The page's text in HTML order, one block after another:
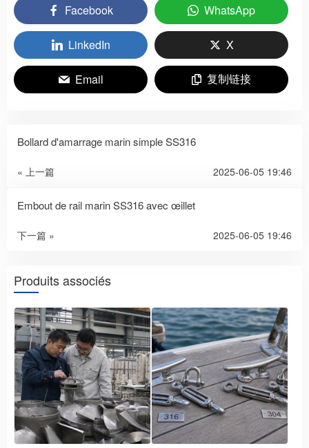
Facebook
WhatsApp
LinkedIn X
Email 复制链接
Bollard d'amarrage marin simple SS316
« 上一篇 2025-06-05 19:46
Embout de rail marin SS316 avec œillet
下一篇 » 2025-06-05 19:46
Produits associés